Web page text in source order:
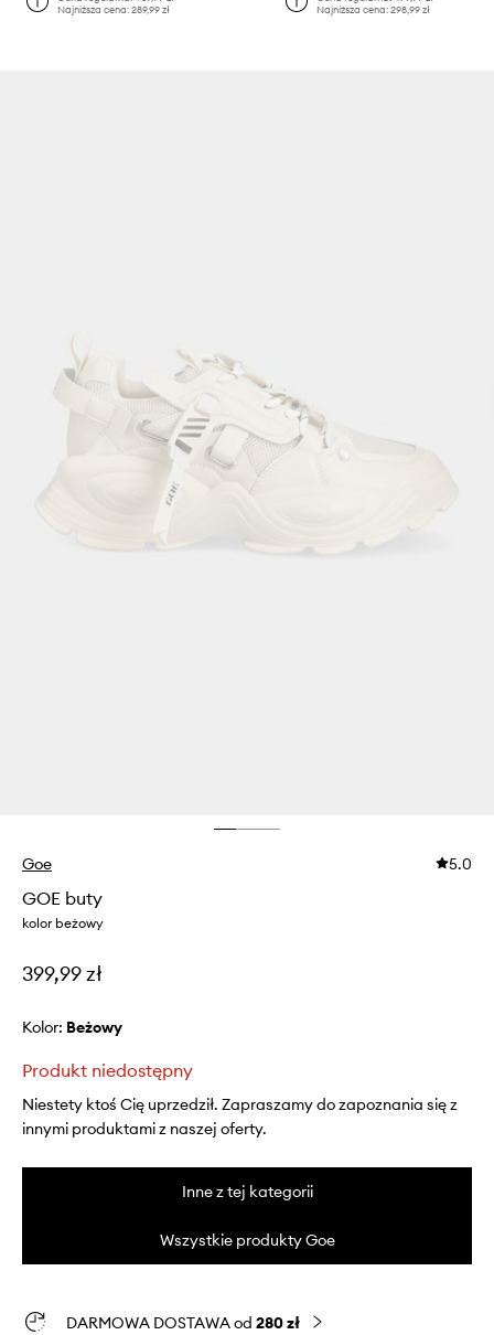
Najniższa cena:289,99 zł
Najniższa cena: 298,99 zł
Goe 5.0
GOE buty
kolor beżowy
399,99 zł
Kolor: beżowy
Produkt niedostępny
Niestety ktoś Cię uprzedził. Zapraszamy do zapoznania się z
innymi produktami z naszej oferty.
Inne z tej kategorii
Wszystkie produkty Goe
DARMOWA DOSTAWA od 280 zł